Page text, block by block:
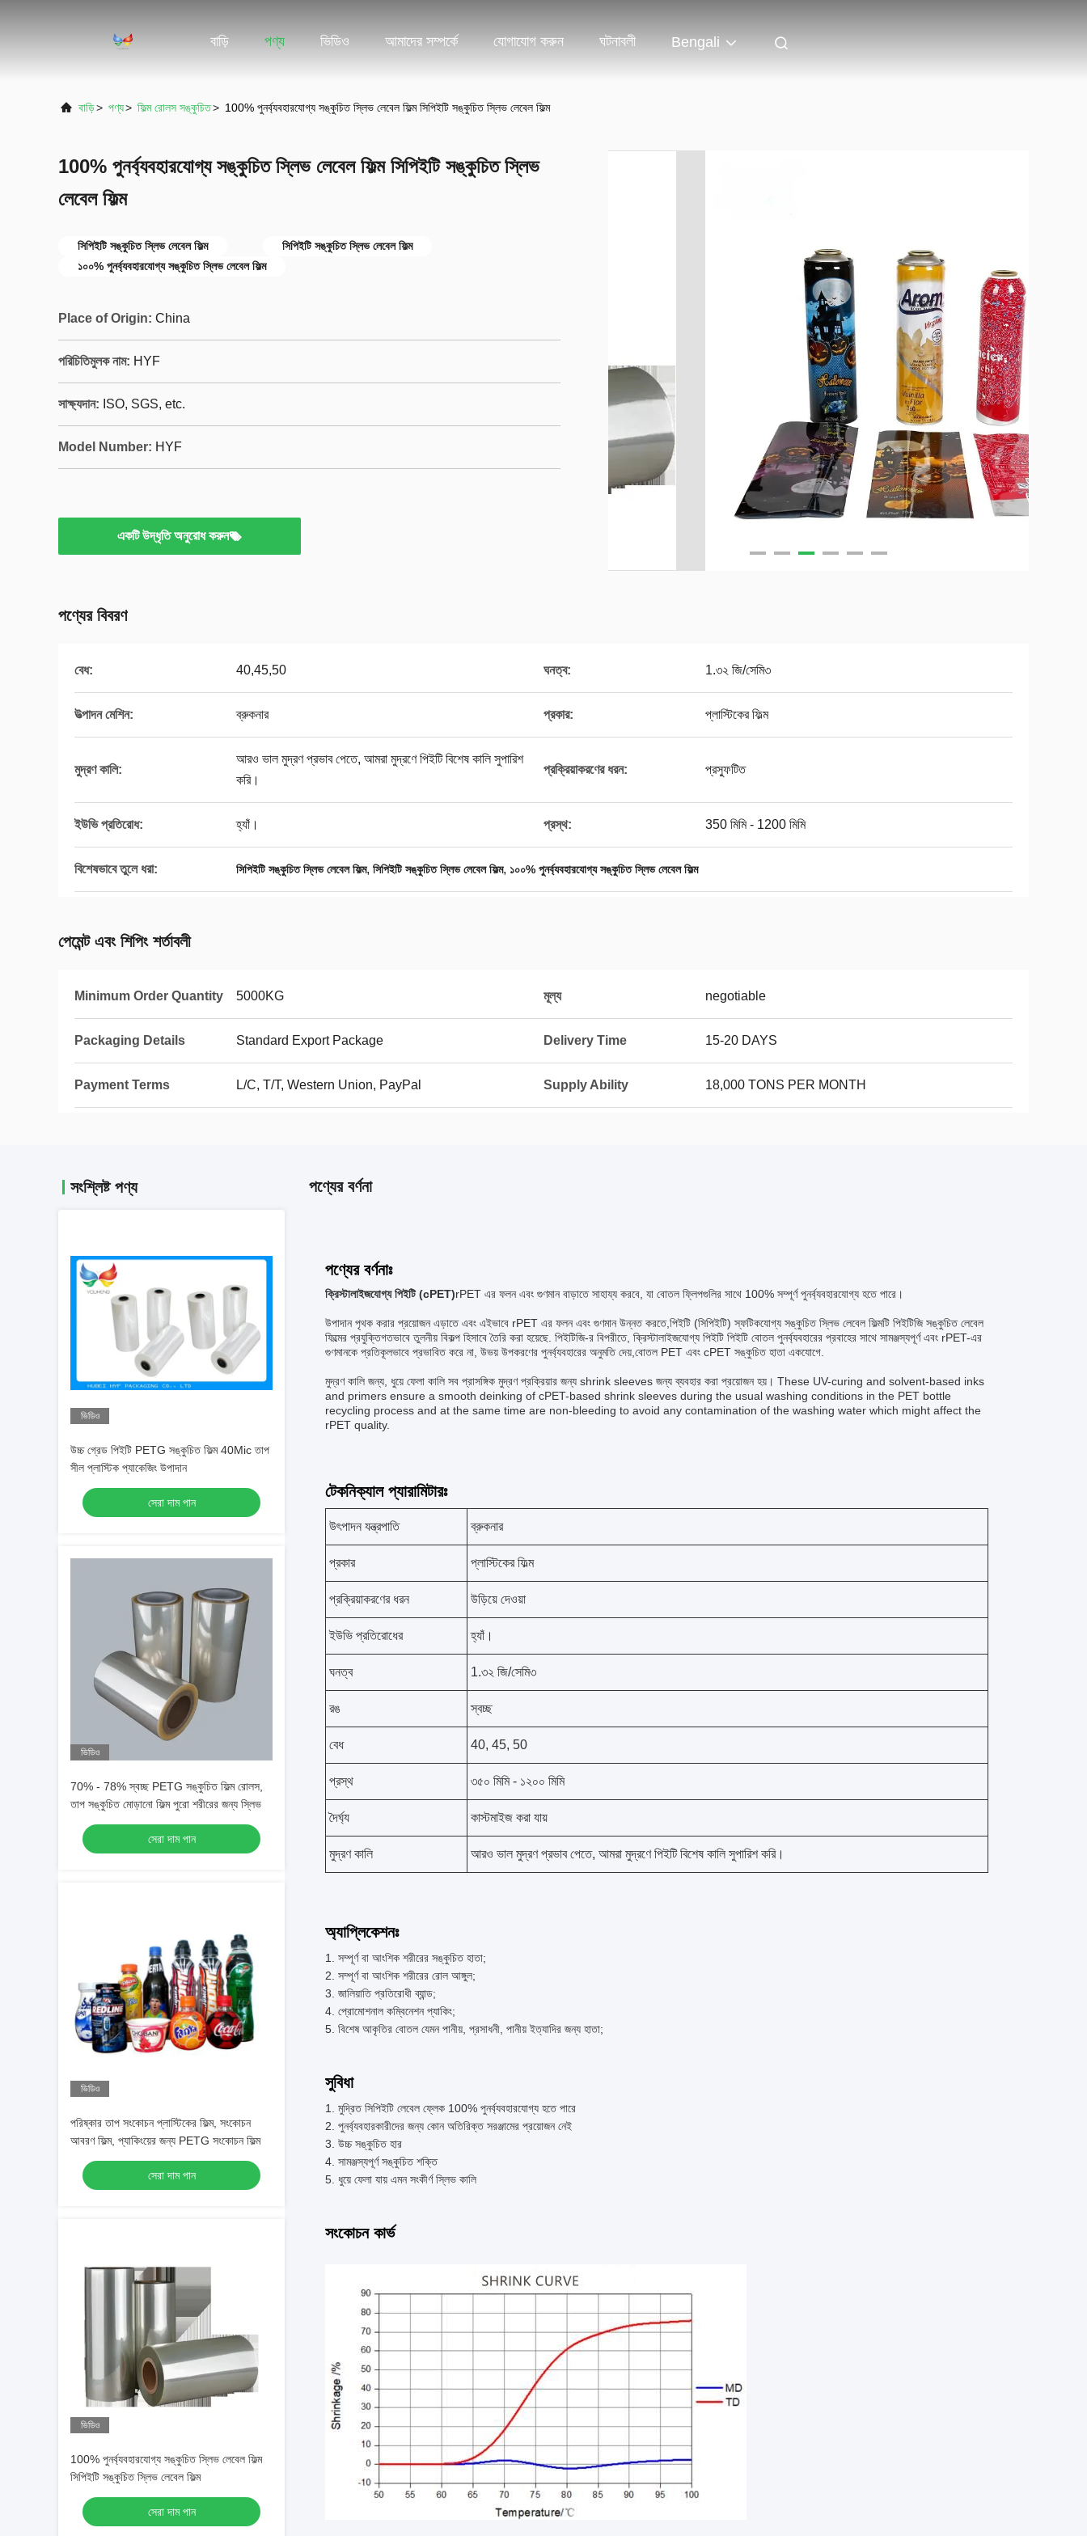
বাড়ি পণ্য ভিডিও আমাদের সম্পর্কে যোগাযোগ করুন ঘটনাবলী Bengali
বাড়ি> পণ্য> ফিল্ম রোলস সঙ্কুচিত> 100% পুনর্ব্যবহারযোগ্য সঙ্কুচিত স্লিভ লেবেল ফিল্ম সিপিইটি সঙ্কুচিত স্লিভ লেবেল ফিল্ম
100% পুনর্ব্যবহারযোগ্য সঙ্কুচিত স্লিভ লেবেল ফিল্ম সিপিইটি সঙ্কুচিত স্লিভ
লেবেল ফিল্ম
সিপিইটি সঙ্কুচিত স্লিভ লেবেল ফিল্ম
সিপিইটি সঙ্কুচিত স্লিভ লেবেল ফিল্ম
১০০% পুনর্ব্যবহারযোগ্য সঙ্কুচিত স্লিভ লেবেল ফিল্ম
Place of Origin: China
পরিচিতিমুলক নাম: HYF
সাক্ষ্যদান: ISO, SGS, etc.
Model Number: HYF
একটি উদ্ধৃতি অনুরোধ করুন
পণ্যের বিবরণ
বেধ: 40,45,50 ঘনত্ব: 1.৩২ জি/সেমি৩
উত্পাদন মেশিন: ব্রুকনার প্রকার: প্লাস্টিকের ফিল্ম
মুদ্রণ কালি:
আরও ভাল মুদ্রণ প্রভাব পেতে, আমরা মুদ্রণে পিইটি বিশেষ কালি সুপারিশ
করি।
প্রক্রিয়াকরণের ধরন: প্রস্ফুটিত
ইউভি প্রতিরোধ: হ্যাঁ। প্রস্থ: 350 মিমি - 1200 মিমি
বিশেষভাবে তুলে ধরা: সিপিইটি সঙ্কুচিত স্লিভ লেবেল ফিল্ম, সিপিইটি সঙ্কুচিত স্লিভ লেবেল ফিল্ম, ১০০% পুনর্ব্যবহারযোগ্য সঙ্কুচিত স্লিভ লেবেল ফিল্ম
পেমেন্ট এবং শিপিং শর্তাবলী
Minimum Order Quantity 5000KG মূল্য negotiable
Packaging Details Standard Export Package Delivery Time 15-20 DAYS
Payment Terms L/C, T/T, Western Union, PayPal Supply Ability 18,000 TONS PER MONTH
সংশ্লিষ্ট পণ্য
ভিডিও
উচ্চ গ্রেড পিইটি PETG সঙ্কুচিত ফিল্ম 40Mic তাপ
সীল প্লাস্টিক প্যাকেজিং উপাদান
সেরা দাম পান
ভিডিও
70% - 78% স্বচ্ছ PETG সঙ্কুচিত ফিল্ম রোলস,
তাপ সঙ্কুচিত মোড়ানো ফিল্ম পুরো শরীরের জন্য স্লিভ
সেরা দাম পান
ভিডিও
পরিষ্কার তাপ সংকোচন প্লাস্টিকের ফিল্ম, সংকোচন
আবরণ ফিল্ম, প্যাকিংয়ের জন্য PETG সংকোচন ফিল্ম
সেরা দাম পান
ভিডিও
100% পুনর্ব্যবহারযোগ্য সঙ্কুচিত স্লিভ লেবেল ফিল্ম
সিপিইটি সঙ্কুচিত স্লিভ লেবেল ফিল্ম
সেরা দাম পান
পণ্যের বর্ণনা
পণ্যের বর্ণনাঃ
ক্রিস্টালাইজযোগ্য পিইটি (cPET)rPET এর ফলন এবং গুণমান বাড়াতে সাহায্য করবে, যা বোতল ফ্লিপগুলির সাথে 100% সম্পূর্ণ পুনর্ব্যবহারযোগ্য হতে পারে।
উপাদান পৃথক করার প্রয়োজন এড়াতে এবং এইভাবে rPET এর ফলন এবং গুণমান উন্নত করতে,পিইটি (সিপিইটি) স্ফটিকযোগ্য সঙ্কুচিত স্লিভ লেবেল ফিল্মটি পিইটিজি সঙ্কুচিত লেবেল
ফিল্মের প্রযুক্তিগতভাবে তুলনীয় বিকল্প হিসাবে তৈরি করা হয়েছে. পিইটিজি-র বিপরীতে, ক্রিস্টালাইজযোগ্য পিইটি পিইটি বোতল পুনর্ব্যবহারের প্রবাহের সাথে সামঞ্জস্যপূর্ণ এবং rPET-এর
গুণমানকে প্রতিকূলভাবে প্রভাবিত করে না, উভয় উপকরণের পুনর্ব্যবহারের অনুমতি দেয়,বোতল PET এবং cPET সঙ্কুচিত হাতা একযোগে.
মুদ্রণ কালি জন্য, ধুয়ে ফেলা কালি সব প্রাসঙ্গিক মুদ্রণ প্রক্রিয়ার জন্য shrink sleeves জন্য ব্যবহার করা প্রয়োজন হয়। These UV-curing and solvent-based inks
and primers ensure a smooth deinking of cPET-based shrink sleeves during the usual washing conditions in the PET bottle
recycling process and at the same time are non-bleeding to avoid any contamination of the washing water which might affect the
rPET quality.
টেকনিক্যাল প্যারামিটারঃ
উৎপাদন যন্ত্রপাতি ব্রুকনার
প্রকার প্লাস্টিকের ফিল্ম
প্রক্রিয়াকরণের ধরন উড়িয়ে দেওয়া
ইউভি প্রতিরোধের হ্যাঁ।
ঘনত্ব 1.৩২ জি/সেমি৩
রঙ স্বচ্ছ
বেধ 40, 45, 50
প্রস্থ ৩৫০ মিমি - ১২০০ মিমি
দৈর্ঘ্য কাস্টমাইজ করা যায়
মুদ্রণ কালি আরও ভাল মুদ্রণ প্রভাব পেতে, আমরা মুদ্রণে পিইটি বিশেষ কালি সুপারিশ করি।
অ্যাপ্লিকেশনঃ
সম্পূর্ণ বা আংশিক শরীরের সঙ্কুচিত হাতা;
সম্পূর্ণ বা আংশিক শরীরের রোল আঙ্গুল;
জালিয়াতি প্রতিরোধী ব্যান্ড;
প্রোমোশনাল কম্বিনেশন প্যাকিং;
বিশেষ আকৃতির বোতল যেমন পানীয়, প্রসাধনী, পানীয় ইত্যাদির জন্য হাতা;
সুবিধা
মুদ্রিত সিপিইটি লেবেল ফ্লেক 100% পুনর্ব্যবহারযোগ্য হতে পারে
পুনর্ব্যবহারকারীদের জন্য কোন অতিরিক্ত সরঞ্জামের প্রয়োজন নেই
উচ্চ সঙ্কুচিত হার
সামঞ্জস্যপূর্ণ সঙ্কুচিত শক্তি
ধুয়ে ফেলা যায় এমন সংকীর্ণ স্লিভ কালি
সংকোচন কার্ভ